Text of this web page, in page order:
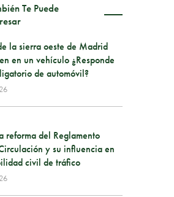
Te Puede
la sierra oeste de Madrid
en un vehículo ¿Responde
de automóvil?
reforma del Reglamento
y su influencia en
civil de tráfico